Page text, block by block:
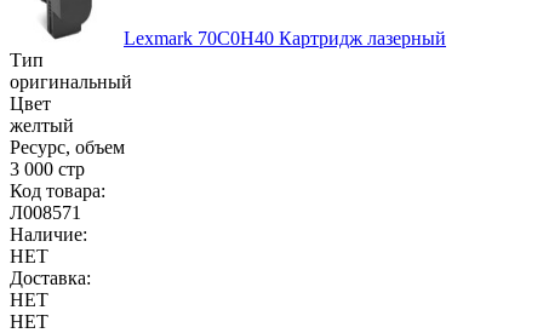
Lexmark 70C0H40 Картридж лазерный
Тип
оригинальный
Цвет
желтый
Ресурс, объем
3 000 стр
Код товара:
Л008571
Наличие:
НЕТ
Доставка:
НЕТ
НЕТ